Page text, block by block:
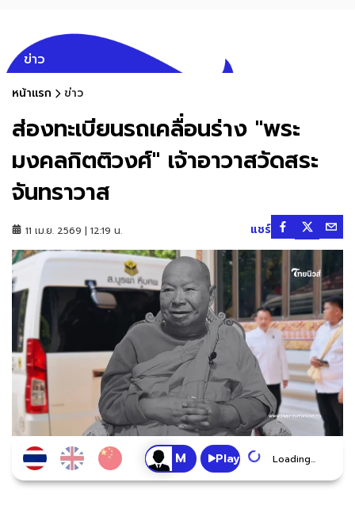
ข่าว
หน้าแรก ข่าว
ส่องทะเบียนรถเคลื่อนร่าง "พระ
มงคลกิตติวงศ์" เจ้าอาวาสวัดสระ
จันทราวาส
11 เม.ย. 2569 | 12:19 น. แชร์
Play Loading...